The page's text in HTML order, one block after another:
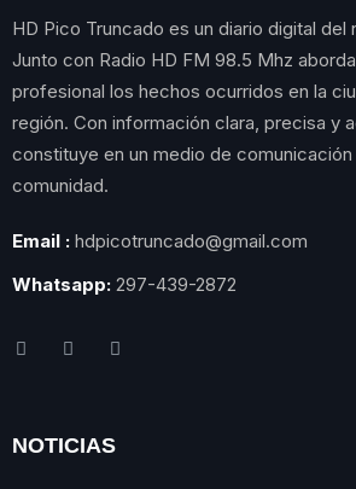
HD Pico Truncado es un diario digital del
Junto con Radio HD FM 98.5 Mhz
profesional los hechos ocurridos en la
región. Con información clara, precisa y
constituye en un medio de
comunidad.
Email : hdpicotruncado@gmail.com
Whatsapp: 297-439-2872
NOTICIAS